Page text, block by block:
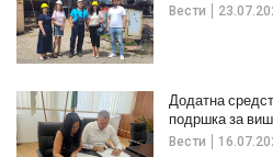
Вести
Вести
Додатна
подршка за